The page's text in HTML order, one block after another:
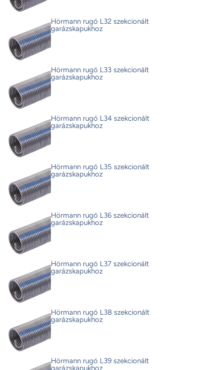
Hörmann rugó L32 szekcionált
garázskapukhoz
Hörmann rugó L33 szekcionált
garázskapukhoz
Hörmann rugó L34 szekcionált
garázskapukhoz
Hörmann rugó L35 szekcionált
garázskapukhoz
Hörmann rugó L36 szekcionált
garázskapukhoz
Hörmann rugó L37 szekcionált
garázskapukhoz
Hörmann rugó L38 szekcionált
garázskapukhoz
Hörmann rugó L39 szekcionált
garázskapukhoz